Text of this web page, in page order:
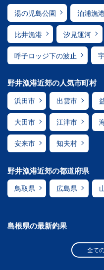
湯の児島公園 泊浦漁
比井漁港 汐見運河
呼子ロッジ下の波止
野井漁港近郊の人気市町村
浜田市 出雲市
大田市 江津市
安来市 知夫村
野井漁港近郊の都道府県
鳥取県 広島県
島根県の最新釣果
全て